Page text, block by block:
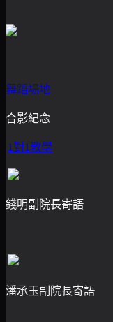
舞蹈場地
合影紀念
1對1教學
錢明副院長寄語
潘承玉副院長寄語